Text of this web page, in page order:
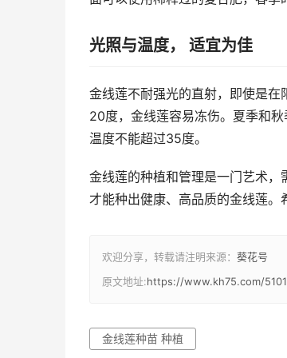
光照与温度， 适宜为佳
金线莲不耐强光的直射，即使是
20度，金线莲容易冻伤。夏季和
温度不能超过35度。
金线莲的种植和管理是一门艺术，
才能种出健康、高品质的金线莲。
欢迎分享，转载请注明来源： 葵花号
原文地址:https://www.kh75.com/
金线莲种苗 种植